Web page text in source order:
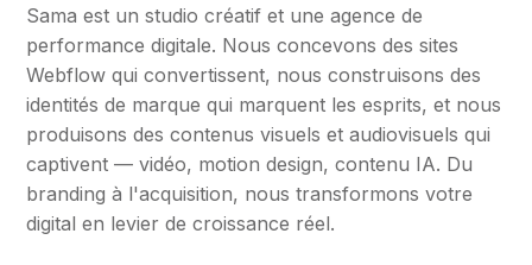
Sama est un studio créatif et une agence de
performance digitale. Nous concevons des sites
Webflow qui convertissent, nous construisons des
identités de marque qui marquent les esprits, et nous
produisons des contenus visuels et audiovisuels qui
captivent — vidéo, motion design, contenu IA. Du
branding à l'acquisition, nous transformons votre
digital en levier de croissance réel.